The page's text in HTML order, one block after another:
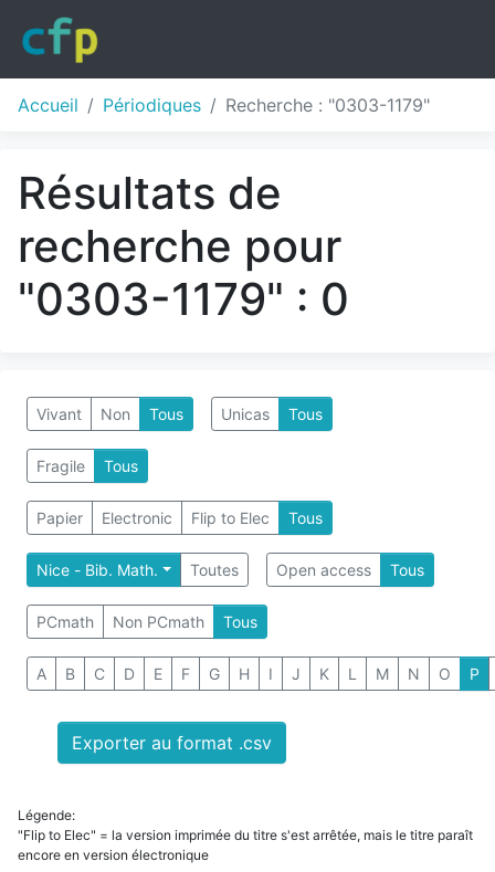
Accueil Périodiques Recherche : "0303-1179"
Résultats de
recherche pour
"0303-1179" : 0
Vivant Non Tous Unicas Tous
Fragile Tous
Papier Electronic Flip to Elec Tous
Nice - Bib. Math. Toutes Open access Tous
PCmath Non PCmath Tous
A B C D E F G H I J K L M N O P
Exporter au format .csv
Légende:
"Flip to Elec" = la version imprimée du titre s'est arrêtée, mais le titre paraît
encore en version électronique